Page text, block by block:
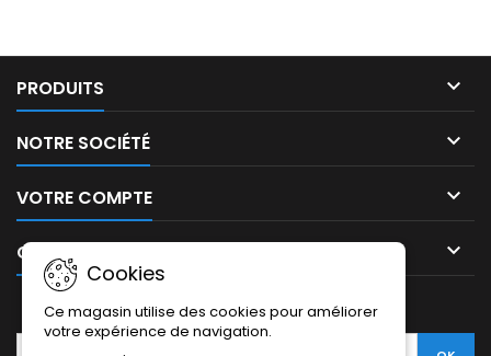
PRODUITS 
NOTRE SOCIÉTÉ 
VOTRE COMPTE 
CONTACT 
Cookies
Ce magasin utilise des cookies pour améliorer
votre expérience de navigation.
LETTRE D'INFORMATIONS